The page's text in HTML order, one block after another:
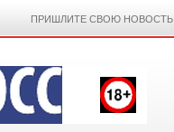
ПРИШЛИТЕ СВОЮ НОВОСТЬ